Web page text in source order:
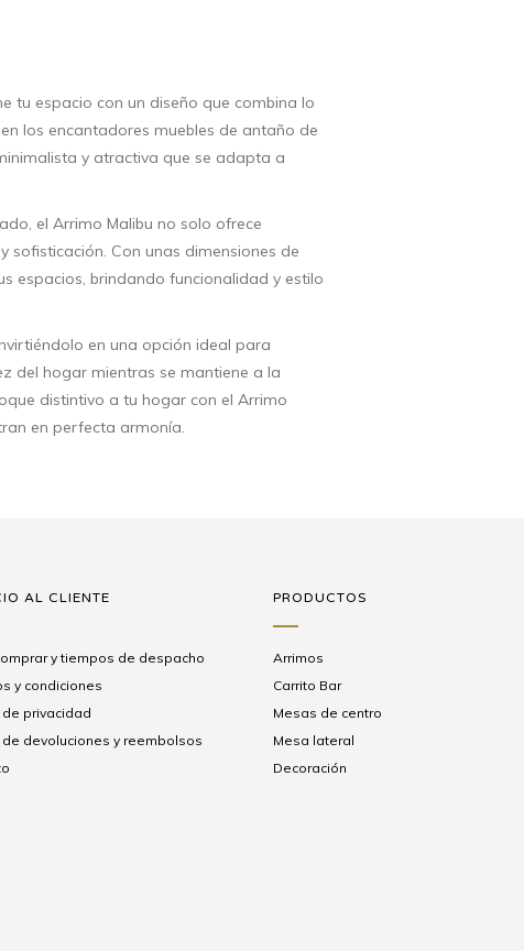
tu espacio con un diseño que combina lo
los encantadores muebles de antaño de
y atractiva que se adapta a
el Arrimo Malibu no solo ofrece
sofisticación. Con unas dimensiones de
espacios, brindando funcionalidad y estilo
en una opción ideal para
del hogar mientras se mantiene a la
distintivo a tu hogar con el Arrimo
en perfecta armonía.
AL CLIENTE
y tiempos de despacho
y condiciones
de privacidad
de devoluciones y reembolsos
PRODUCTOS
Arrimos
Carrito Bar
Mesas de centro
Mesa lateral
Decoración